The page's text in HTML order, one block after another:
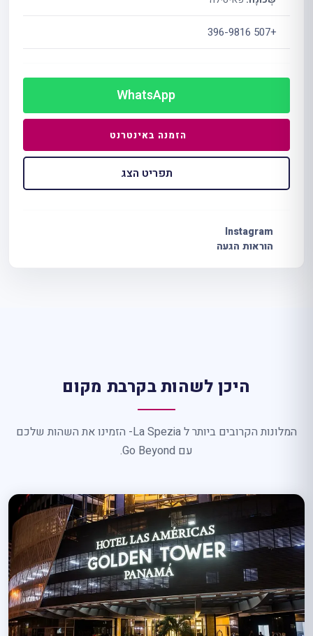
+507 396-9816
WhatsApp
הזמנה באינטרנט
תפריט הצג
Instagram
הוראות הגעה
היכן לשהות בקרבת מקום
המלונות הקרובים ביותר ל La Spezia- הזמינו את השהות שלכם
עם Go Beyond.